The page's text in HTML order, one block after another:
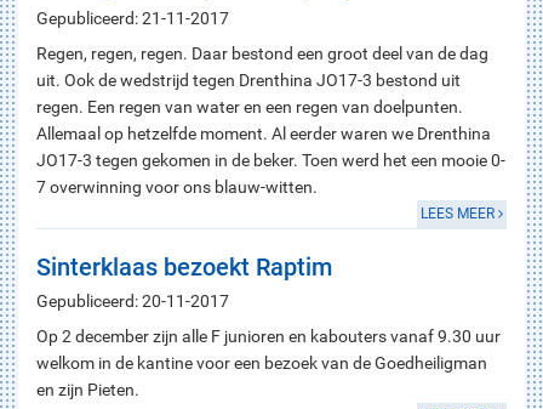
Gepubliceerd: 21-11-2017
Regen, regen, regen. Daar bestond een groot deel van de dag
uit. Ook de wedstrijd tegen Drenthina JO17-3 bestond uit
regen. Een regen van water en een regen van doelpunten.
Allemaal op hetzelfde moment. Al eerder waren we Drenthina
JO17-3 tegen gekomen in de beker. Toen werd het een mooie 0-
7 overwinning voor ons blauw-witten.
LEES MEER
Sinterklaas bezoekt Raptim
Gepubliceerd: 20-11-2017
Op 2 december zijn alle F junioren en kabouters vanaf 9.30 uur
welkom in de kantine voor een bezoek van de Goedheiligman
en zijn Pieten.